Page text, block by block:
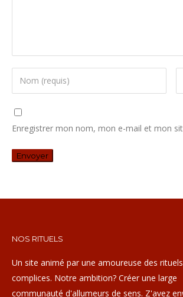
Enregistrer mon nom, mon e-mail et mon
NOS RITUELS
Un site animé par une amoureuse des
complices. Notre ambition? Créer une large
communauté d'allumeurs de sens. Z'avez